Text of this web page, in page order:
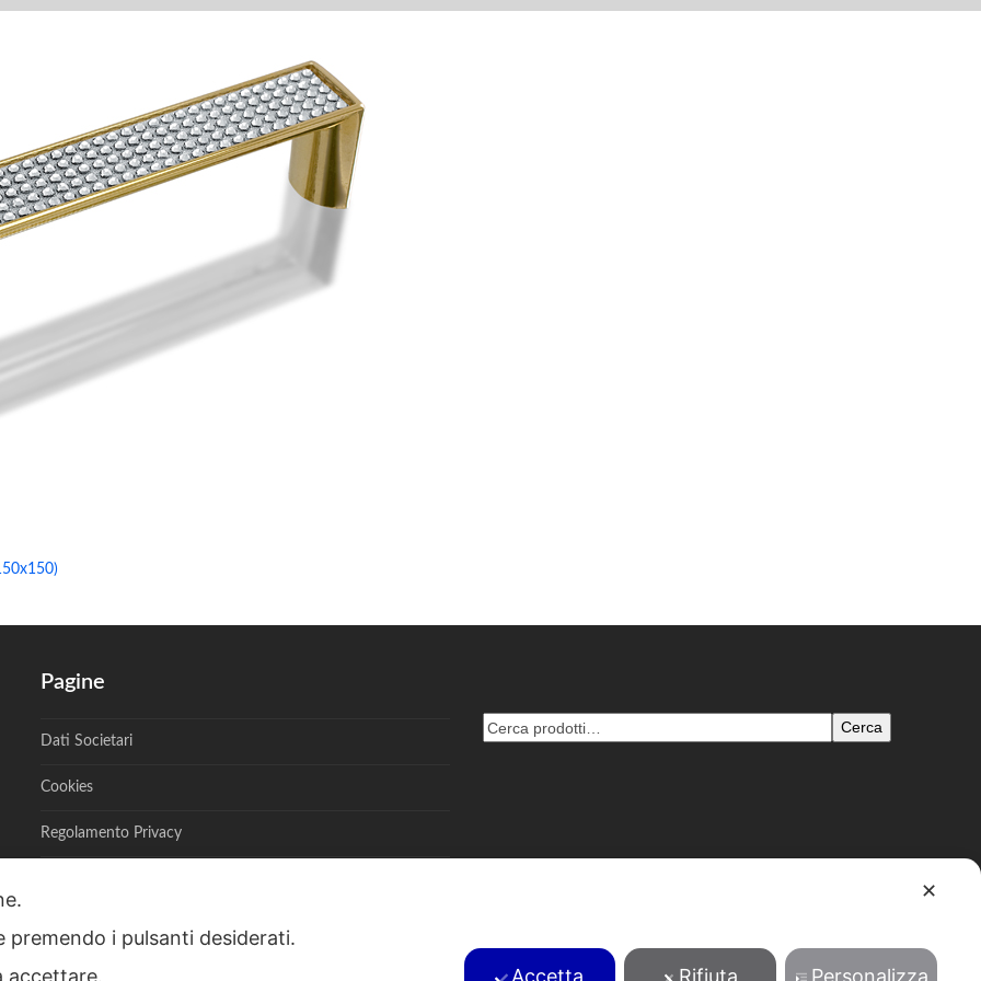
Pagine
Dati Societari
Cookies
Regolamento Privacy
Cerca
A. Toscanini, 6, RENATE, 20838, MB - P.I. 00882950967 - R.E.A. MB: 1204693 - pec: tentori@pec.pecenvi.it - Powered byEnvi
✕
i pulsanti desiderati.
accettare.
Accetta Rifiuta Personalizza